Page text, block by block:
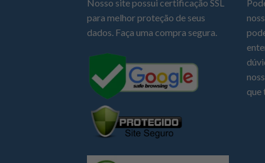
Nosso site possui certificação SSL
para melhor proteção de seus
dados. Faça uma compra segura.
que